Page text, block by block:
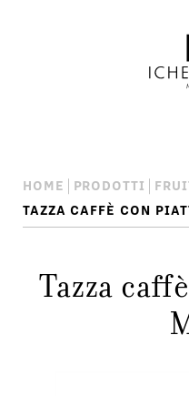
HOME PRODOTTI
TAZZA CAFFÈ CON
Tazza